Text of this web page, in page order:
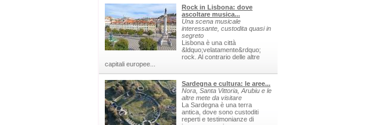
Rock in Lisbona: dove
ascoltare musica...
Una scena musicale
interessante, custodita quasi in
segreto
Lisbona è una città
&ldquo;velatamente&rdquo;
rock. Al contrario delle altre
capitali europee...
Sardegna e cultura: le aree...
Nora, Santa Vittoria, Arubiu e le
altre mete da visitare
La Sardegna è una terra
antica, dove sono custoditi
reperti e testimonianze di